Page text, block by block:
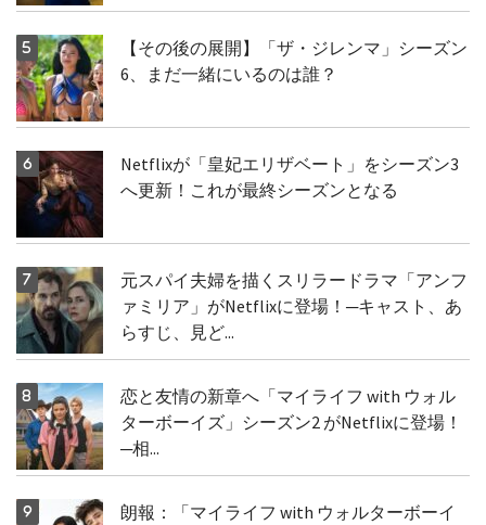
【その後の展開】「ザ・ジレンマ」シーズン
6、まだ一緒にいるのは誰？
Netflixが「皇妃エリザベート」をシーズン3
へ更新！これが最終シーズンとなる
元スパイ夫婦を描くスリラードラマ「アンフ
ァミリア」がNetflixに登場！─キャスト、あ
らすじ、見ど...
恋と友情の新章へ「マイライフ with ウォル
ターボーイズ」シーズン2 がNetflixに登場！
─相...
朗報：「マイライフ with ウォルターボーイ